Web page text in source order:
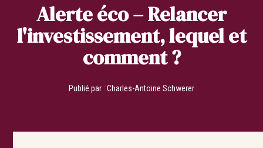
Alerte éco – Relancer
l'investissement, lequel et
comment ?
Publié par : Charles-Antoine Schwerer